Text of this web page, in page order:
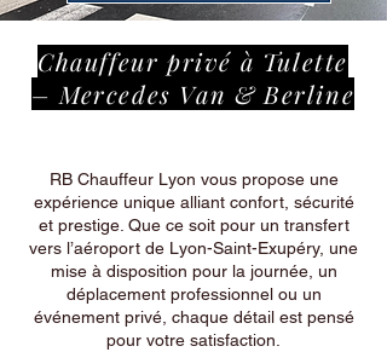
Chauffeur privé à Tulette
– Mercedes Van & Berline
RB Chauffeur Lyon vous propose une
expérience unique alliant confort, sécurité
et prestige. Que ce soit pour un transfert
vers l’aéroport de Lyon-Saint-Exupéry, une
mise à disposition pour la journée, un
déplacement professionnel ou un
événement privé, chaque détail est pensé
pour votre satisfaction.